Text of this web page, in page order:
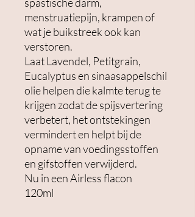
menstruatiepijn, krampen of
wat je buikstreek ook kan
verstoren.
Laat Lavendel, Petitgrain,
Eucalyptus en sinaasappelschil
olie helpen die kalmte terug te
krijgen zodat de spijsvertering
verbetert, het ontstekingen
vermindert en helpt bij de
opname van voedingsstoffen
en gifstoffen verwijderd.
Nu in een Airless flacon
120ml